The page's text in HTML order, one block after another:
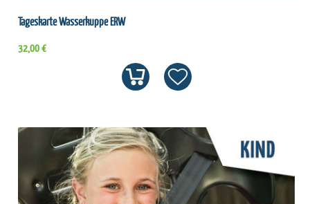
Tageskarte Wasserkuppe ERW
32,00 €